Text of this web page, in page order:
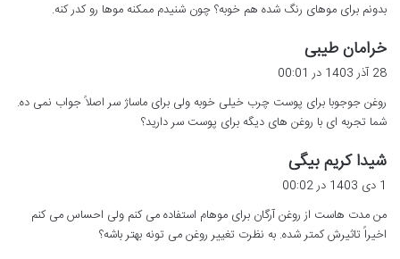
بدونم برای موهای رنگ شده هم خوبه؟ چون شنیدم ممکنه موها رو کدر کنه.
خرامان طیبی
ف
28 آذر 1403 در 00:01
روغن جوجوبا برای پوست چرب خیلی خوبه ولی برای ماساژ سر اصلاً جواب نمی ده.
شما تجربه ای با روغن های دیگه برای پوست سر دارید؟
شیدا کریم بیگی
ف
:
1 دی 1403 در 00:02
من مدت هاست از روغن آرگان برای موهام استفاده می کنم ولی احساس می کنم
اخیراً تاثیرش کمتر شده. به نظرت تغییر روغن می تونه بهتر باشه؟